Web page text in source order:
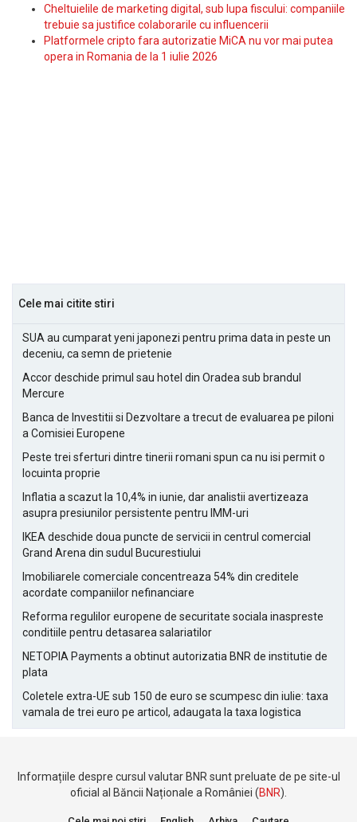
Cheltuielile de marketing digital, sub lupa fiscului: companiile
trebuie sa justifice colaborarile cu influencerii
Platformele cripto fara autorizatie MiCA nu vor mai putea
opera in Romania de la 1 iulie 2026
Cele mai citite stiri
SUA au cumparat yeni japonezi pentru prima data in peste un
deceniu, ca semn de prietenie
Accor deschide primul sau hotel din Oradea sub brandul
Mercure
Banca de Investitii si Dezvoltare a trecut de evaluarea pe piloni
a Comisiei Europene
Peste trei sferturi dintre tinerii romani spun ca nu isi permit o
locuinta proprie
Inflatia a scazut la 10,4% in iunie, dar analistii avertizeaza
asupra presiunilor persistente pentru IMM-uri
IKEA deschide doua puncte de servicii in centrul comercial
Grand Arena din sudul Bucurestiului
Imobiliarele comerciale concentreaza 54% din creditele
acordate companiilor nefinanciare
Reforma regulilor europene de securitate sociala inaspreste
conditiile pentru detasarea salariatilor
NETOPIA Payments a obtinut autorizatia BNR de institutie de
plata
Coletele extra-UE sub 150 de euro se scumpesc din iulie: taxa
vamala de trei euro pe articol, adaugata la taxa logistica
Informațiile despre cursul valutar BNR sunt preluate de pe site-ul
oficial al Băncii Naționale a României (BNR).